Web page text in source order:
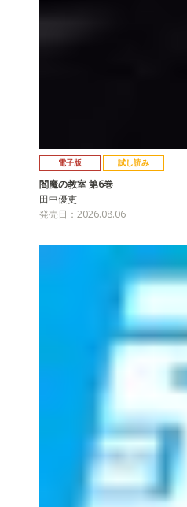
電子版 試し読み
閻魔の教室 第6巻
田中優吏
発売日：2026.08.06